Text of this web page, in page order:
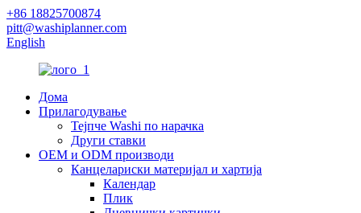
+86 18825700874
pitt@washiplanner.com
English
Дома
Прилагодување
Тејпче Washi по нарачка
Други ставки
OEM и ODM производи
Канцелариски материјал и хартија
Календар
Плик